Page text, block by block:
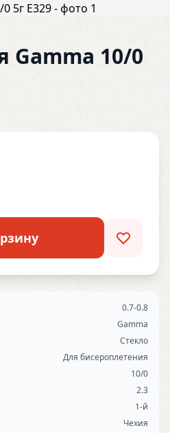
Gamma 10/0
0.7-0.8
Gamma
Стекло
Для бисероплетения
10/0
2.3
1-й
Чехия